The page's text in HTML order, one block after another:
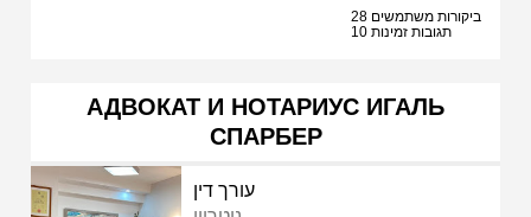
28 ביקורות משתמשים
10 תגובות זמינות
АДВОКАТ И НОТАРИУС ИГАЛЬ
СПАРБЕР
עורך דין